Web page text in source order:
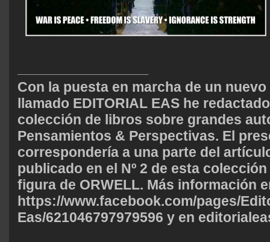
Con la puesta en marcha de un
llamado EDITORIAL EAS he
colección de libros sobre grandes
Pensamientos & Perspectivas. El
correspondería a una parte del
publicado en el Nº 2 de esta
figura de ORWELL. Más información
https://www.facebook.com/pages/
Eas/621046797979596 y en